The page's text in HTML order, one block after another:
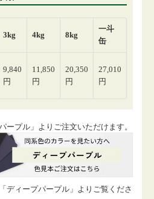
ープル」よりご注文いただけます。
ディープパープル」よりご覧くださ